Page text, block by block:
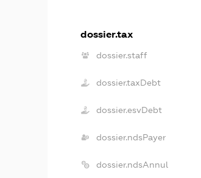
dossier.tax
dossier.staff
dossier.taxDebt
dossier.esvDebt
dossier.ndsPayer
dossier.ndsAnnul